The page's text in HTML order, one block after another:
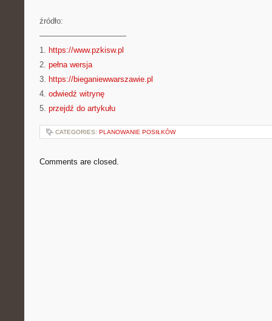
źródło:
———————————
1. https://www.pzkisw.pl
2. pełna wersja
3. https://bieganiewwarszawie.pl
4. odwiedź witrynę
5. przejdź do artykułu
CATEGORIES: PLANOWANIE POSIŁKÓW
Comments are closed.